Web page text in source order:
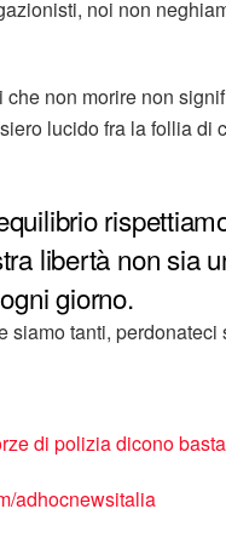
noi non
che non morire non
lucido fra la follia
libertà non sia
giorno.
siamo tanti,
di polizia dicono
adhocnewsitalia